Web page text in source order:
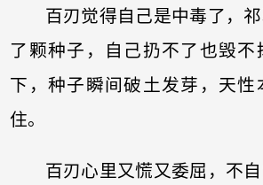
百刃觉得自己是中毒了，
了颗种子，自己扔不了也毁不
下，种子瞬间破土发芽，天性
住。
百刃心里又慌又委屈，不